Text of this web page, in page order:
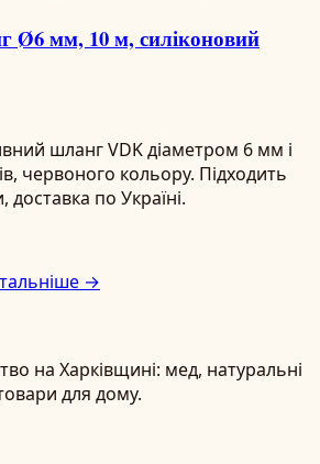
Ø6 мм, 10 м, силіконовий
шланг VDK діаметром 6 мм і
червоного кольору. Підходить
доставка по Україні.
→
на Харківщині: мед, натуральні
для дому.